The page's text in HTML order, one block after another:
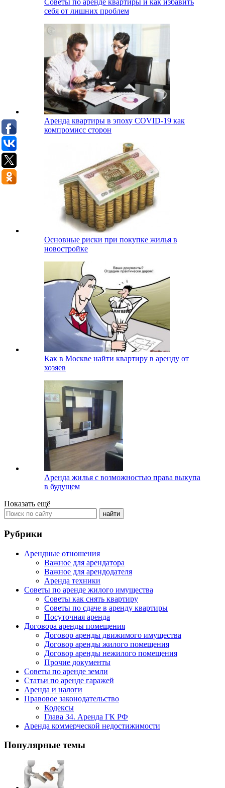
Советы по аренде квартиры и как избавить
себя от лишних проблем
Аренда квартиры в эпоху COVID-19 как
компромисс сторон
Основные риски при покупке жилья в
новостройке
Как в Москве найти квартиру в аренду от
хозяев
Аренда жилья с возможностью права выкупа
в будущем
Показать ещё
Рубрики
Арендные отношения
Важное для арендатора
Важное для арендодателя
Аренда техники
Советы по аренде жилого имущества
Советы как снять квартиру
Советы по сдаче в аренду квартиры
Посуточная аренда
Договора аренды помещения
Договор аренды движимого имущества
Договор аренды жилого помещения
Договор аренды нежилого помещения
Прочие документы
Советы по аренде земли
Статьи по аренде гаражей
Аренда и налоги
Правовое законодательство
Кодексы
Глава 34. Аренда ГК РФ
Аренда коммерческой недостижимости
Популярные темы